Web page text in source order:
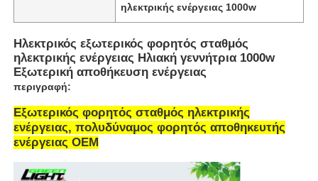
Αρχική Σελίδα
Προϊόντα
Εμφάνιση VR
ηλεκτρικής ενέργειας 1000w
Ηλεκτρικός εξωτερικός φορητός σταθμός
ηλεκτρικής ενέργειας Ηλιακή γεννήτρια 1000w
Εξωτερική αποθήκευση ενέργειας
περιγραφή:
Εξωτερικός φορητός σταθμός ηλεκτρικής
ενέργειας, πολυδύναμος φορητός αποθηκευτής
ενέργειας OEM